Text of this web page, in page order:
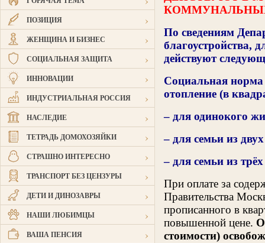
ПОЗИЦИЯ ›
ЖЕНЩИНА И БИЗНЕС ›
СОЦИАЛЬНАЯ ЗАЩИТА ›
ИННОВАЦИИ ›
ИНДУСТРИАЛЬНАЯ РОССИЯ ›
НАСЛЕДИЕ ›
ТЕТРАДЬ ДОМОХОЗЯЙКИ ›
СТРАШНО ИНТЕРЕСНО ›
ТРАНСПОРТ БЕЗ ЦЕНЗУРЫ ›
ДЕТИ И ДИНОЗАВРЫ ›
НАШИ ЛЮБИМЦЫ ›
ВАША ПЕНСИЯ ›
По сведениям
благоустройства,
действуют
Социальная
отопление (в
– для одинокого
– для семьи из
– для семьи из
При оплате за
Правительства
прописанного в
повышенной цене.
стоимости)